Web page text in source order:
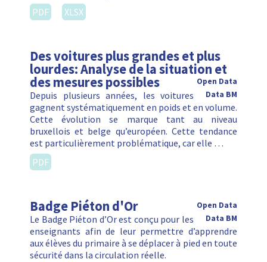
PDF
XLSX
Des voitures plus grandes et plus
lourdes: Analyse de la situation et
des mesures possibles
Open Data
Data BM
Depuis plusieurs années, les voitures
gagnent systématiquement en poids et en volume.
Cette évolution se marque tant au niveau
bruxellois et belge qu’européen. Cette tendance
est particulièrement problématique, car elle …
PDF
Badge Piéton d'Or
Open Data
Data BM
Le Badge Piéton d’Or est conçu pour les
enseignants afin de leur permettre d’apprendre
aux élèves du primaire à se déplacer à pied en toute
sécurité dans la circulation réelle.